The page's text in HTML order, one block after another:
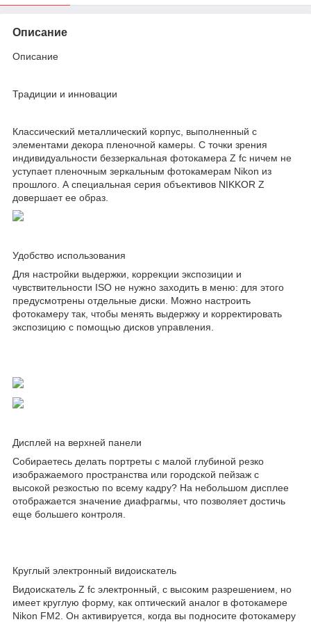
Описание
Описание
Традиции и инновации
Классический металлический корпус, выполненный с
элементами декора пленочной камеры. С точки зрения
индивидуальности беззеркальная фотокамера Z fc ничем не
уступает пленочным зеркальным фотокамерам Nikon из
прошлого. А специальная серия объективов NIKKOR Z
довершает ее образ.
Удобство использования
Для настройки выдержки, коррекции экспозиции и
чувствительности ISO не нужно заходить в меню: для этого
предусмотрены отдельные диски. Можно настроить
фотокамеру так, чтобы менять выдержку и корректировать
экспозицию с помощью дисков управления.
Дисплей на верхней панели
Собираетесь делать портреты с малой глубиной резко
изображаемого пространства или городской пейзаж с
высокой резкостью по всему кадру? На небольшом дисплее
отображается значение диафрагмы, что позволяет достичь
еще большего контроля.
Круглый электронный видоискатель
Видоискатель Z fc электронный, с высоким разрешением, но
имеет круглую форму, как оптический аналог в фотокамере
Nikon FM2. Он активируется, когда вы подносите фотокамеру